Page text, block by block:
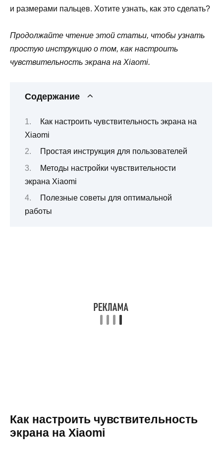
и размерами пальцев. Хотите узнать, как это сделать?
Продолжайте чтение этой статьи, чтобы узнать
простую инструкцию о том, как настроить
чувствительность экрана на Xiaomi.
Содержание
Как настроить чувствительность экрана на
Xiaomi
Простая инструкция для пользователей
Методы настройки чувствительности
экрана Xiaomi
Полезные советы для оптимальной
работы
Как настроить чувствительность
экрана на Xiaomi